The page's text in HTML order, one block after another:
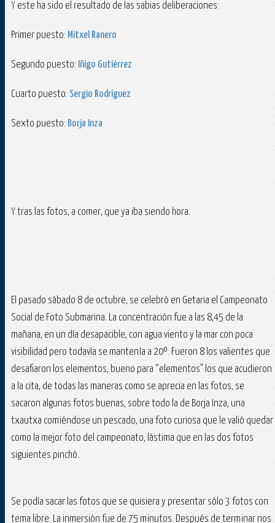
Y este ha sido el resultado de las sabias deliberaciones:
Primer puesto: Mitxel Ranero
Segundo puesto: Iñigo Gutiérrez
Cuarto puesto: Sergio Rodríguez
Sexto puesto: Borja Inza
Y tras las fotos, a comer, que ya iba siendo hora.
El pasado sábado 8 de octubre, se celebró en Getaria el Campeonato
Social de Foto Submarina. La concentración fue a las 8,45 de la
mañana, en un día desapacible, con agua viento y la mar con poca
visibilidad pero todavía se mantenía a 20º. Fueron 8 los valientes que
desafiaron los elementos, bueno para “elementos” los que acudieron
a la cita, de todas las maneras como se aprecia en las fotos, se
sacaron algunas fotos buenas, sobre todo la de Borja Inza, una
txautxa comiéndose un pescado, una foto curiosa que le valió quedar
como la mejor foto del campeonato, lástima que en las dos fotos
siguientes pinchó.
Se podía sacar las fotos que se quisiera y presentar sólo 3 fotos con
tema libre. La inmersión fue de 75 minutos. Después de terminar nos